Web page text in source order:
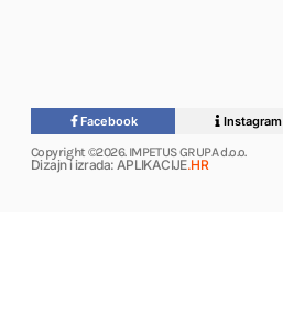
Facebook Instagram
Copyright ©2026. IMPETUS GRUPA d.o.o.
Dizajn i izrada: APLIKACIJE.HR